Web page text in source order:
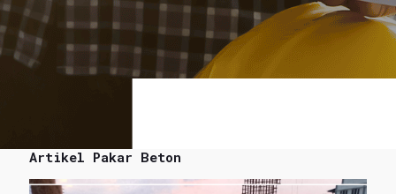
Artikel Pakar Beton